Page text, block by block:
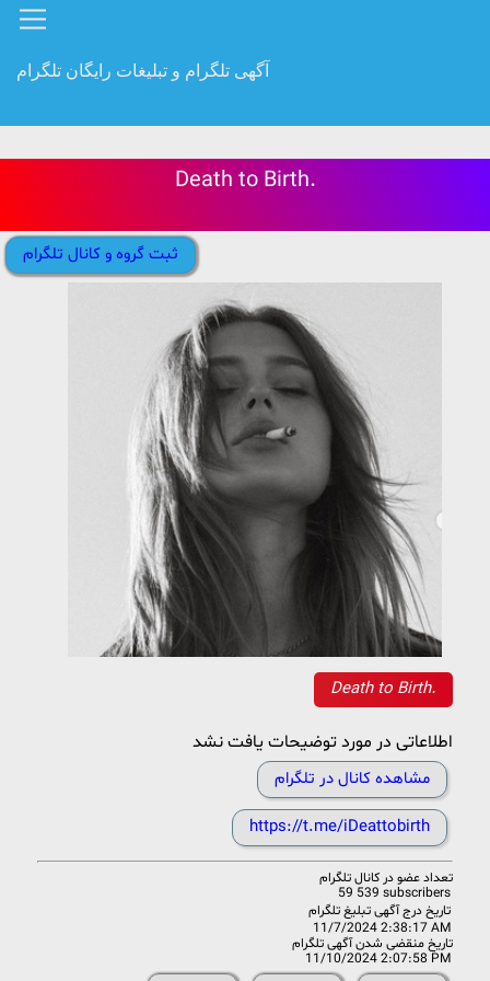
آگهی تلگرام و تبلیغات رایگان تلگرام
Death to Birth.
ثبت گروه و کانال تلگرام
Death to Birth.
اطلاعاتی در مورد توضیحات یافت نشد
مشاهده کانال در تلگرام
https://t.me/iDeattobirth
تعداد عضو در کانال تلگرام
59 539 subscribers
تاریخ درج آگهی تبلیغ تلگرام
11/7/2024 2:38:17 AM
تاریخ منقضی شدن آگهی تلگرام
11/10/2024 2:07:58 PM